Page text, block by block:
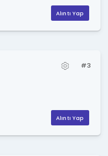
Alıntı Yap
#3
Alıntı Yap